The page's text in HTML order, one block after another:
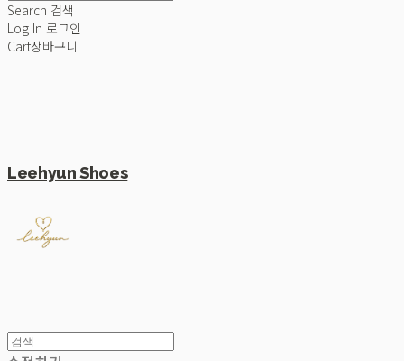
Search 검색
Log In 로그인
Cart장바구니
Leehyun Shoes